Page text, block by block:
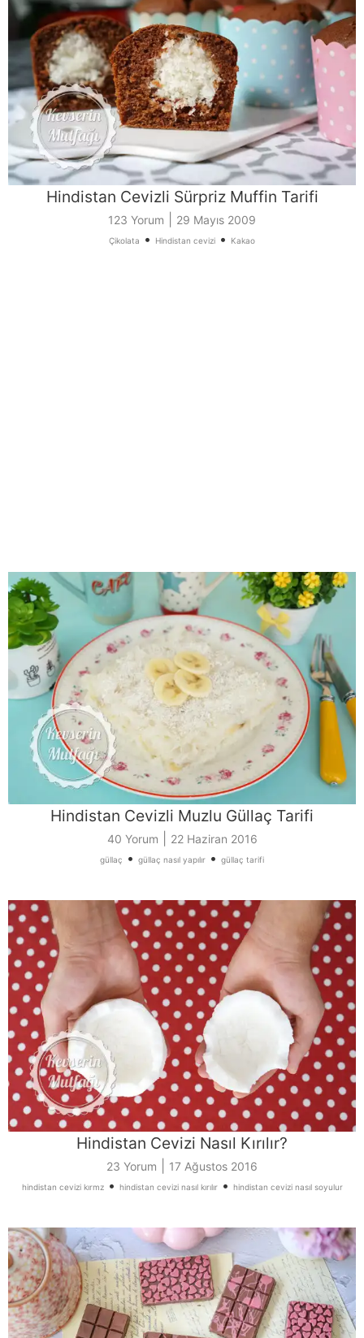
Hindistan Cevizli Sürpriz Muffin Tarifi
123 Yorum 29 Mayıs 2009
Çikolata • Hindistan cevizi • Kakao
Hindistan Cevizli Muzlu Güllaç Tarifi
40 Yorum 22 Haziran 2016
güllaç • güllaç nasıl yapılır • güllaç tarifi
Hindistan Cevizi Nasıl Kırılır?
23 Yorum 17 Ağustos 2016
hindistan cevizi kırmz• hindistan cevizi nasıl kırılır• hindistan cevizi nasıl soyulur